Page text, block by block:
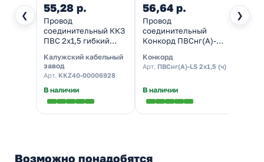
❮ ❯
55,28 р.
Провод
соединительный ККЗ
ПВС 2х1,5 гибкий
Калужский кабельный
завод
Арт. KKZ40-00006928
В наличии
56,64 р.
Провод
соединительный
Конкорд ПВСнг(А)-LS
малодымный ГОСТ
7399
Конкорд
Арт. ПВСнг(А)-LS 2х1,5 (ч)
В наличии
Возможно понадобятся